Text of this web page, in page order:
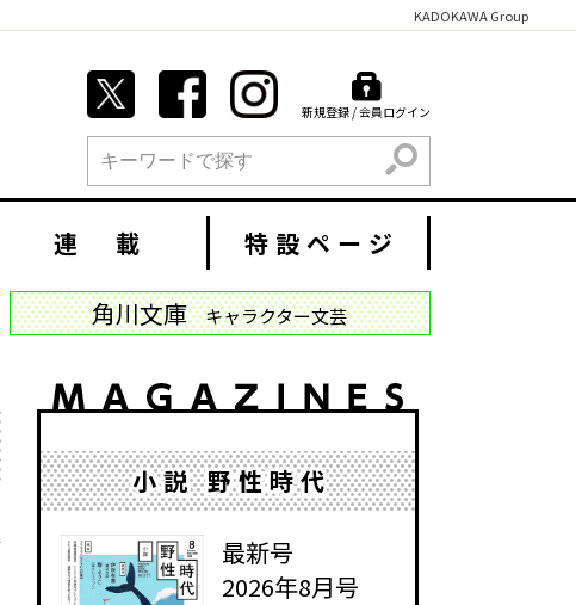
KADOKAWA Group
新規登録 / 会員ログイン
検索
連 載 特設ページ
角川文庫 キャラクター文芸
小説 野性時代
最新号
2026年8月号